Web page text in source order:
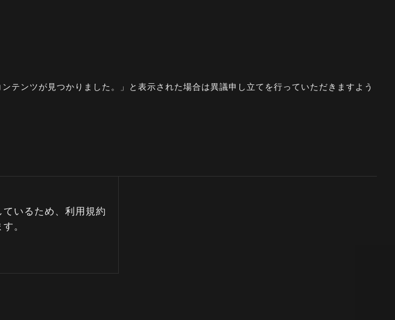
ンツが見つかりました。」と表示された場合は異議申し立てを行っていただきますよう
いるため、利用規約
。